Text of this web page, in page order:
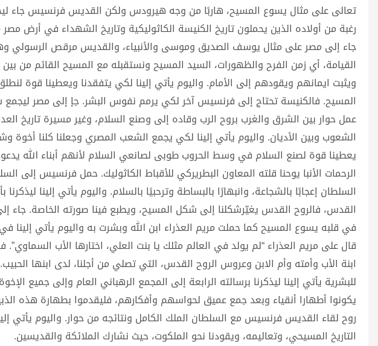
تعالى على مثال يسوع المسيح، هاربًا من وجه هيرودس ولكن القديس فرنسيس جاء
رغبة من أولاده الذين يحملون تاريخ الكنيسة الكاثوليكية وتاريخ الشهداء في أرض
جاء إلى مصر على مثال يوسف الصديق وموسى والأنبياء، والقديس مرقص الرسولي
القيامة، أي زمن الفرح والظهورات، السيد المسيح ونستقبله مع المسيح القائم من
ويثبت ايمانهم ويقودهم إلى الأمام. واليوم يأتي إلينا لكي يتفقدنا ويعطينا قوة
المسيح. فالكنيسة تحتاج إلى فرنسيس آخر لكي يرمم نفوس البشر. جإ إلى مصر
عمل حوار بين الشرق والغرب بروح الرب وقاده إلى وصنع السلام، وغير مسيرة تاريخ
الشعوب وبين الأديان. واليوم يأتي إلينا لكي يجمع الشعب المصري وجعلنا كلنا أخوة
الرحمات الأنبا يوحنا قلته المعاون البطريركي للأقباط الكاثوليك. حمل فرنسيس
السلطان إعجابًا بالشجاعة، وانبهارًا بالبساطة وترحبيًا بالسلام. واليوم يأتي إلينا
القدس، فالروح القدس يغيّرشكلنا إلى شكل المسيح، ويطبع فينا صورته الخاصة. جاء
في قلبه يسوع المسيح كما حملت مريم العذراء ابن الله وبشرت به واليوم يأتي إلينا
قال على مريم العذراء “لم يولد في العالم مثلك يا بنت العلي، اختارها الأب
ابنة الأب وأمته وأم الابن وعروس الروح القدس، التي تصلي من أجلنا، لدى ابنها
للبشرية يأتي إلينا ليذكرنا برسالته الرابعة إلى المجمع الرهباني العام وإلى جميع
يكونوا أطهارا أنقياء وبعد جمع عميق لحواسهم وأفكارهم، فليقدموا بطهارة هذه
روح لقاء القديس فرنسيس مع السلطان الملك الكامل ونتائجه من حوار. واليوم يأتي
التاريخ المسيحي، وتعاليمه، ويقودنا نحو الملكوت، حيث نشارك الملائكة والقديسين.